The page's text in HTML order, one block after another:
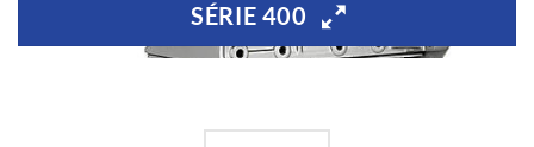
SÉRIE 400